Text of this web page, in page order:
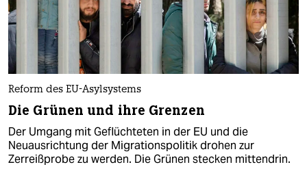
Reform des EU-Asylsystems
Die Grünen und ihre Grenzen
Der Umgang mit Geflüchteten in der EU und die
Neuausrichtung der Migrationspolitik drohen zur
Zerreißprobe zu werden. Die Grünen stecken mittendrin.